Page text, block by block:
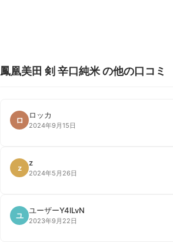
鳳凰美田 剣 辛口純米 の他の口コミ
ロ
ロッカ
2024年9月15日
z
z
2024年5月26日
ユ
ユーザーY4lLvN
2023年9月22日